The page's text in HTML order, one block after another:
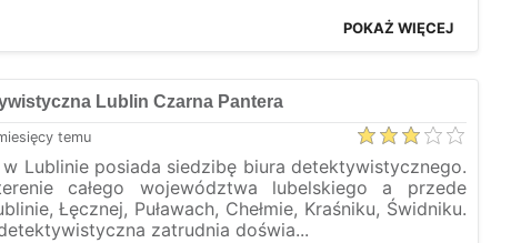
POKAŻ WIĘCEJ
Lublin Czarna Pantera
temu
w Lublinie posiada siedzibę biura detektywistycznego.
całego województwa lubelskiego a przede
Łęcznej, Puławach, Chełmie, Kraśniku, Świdniku.
zatrudnia doświa...